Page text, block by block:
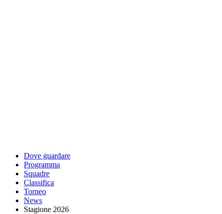
Dove guardare
Programma
Squadre
Classifica
Torneo
News
Stagione 2026